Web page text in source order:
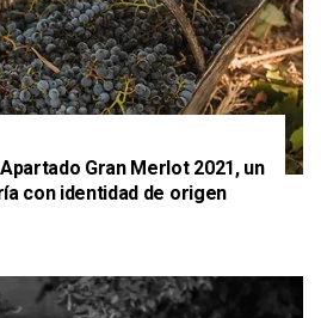
Gran Merlot 2021, un
con identidad de origen